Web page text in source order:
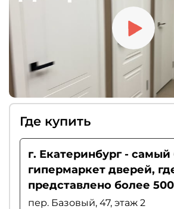
Где купить
г. Екатеринбург -
гипермаркет дверей,
представлено более
пер. Базовый, 47, этаж 2